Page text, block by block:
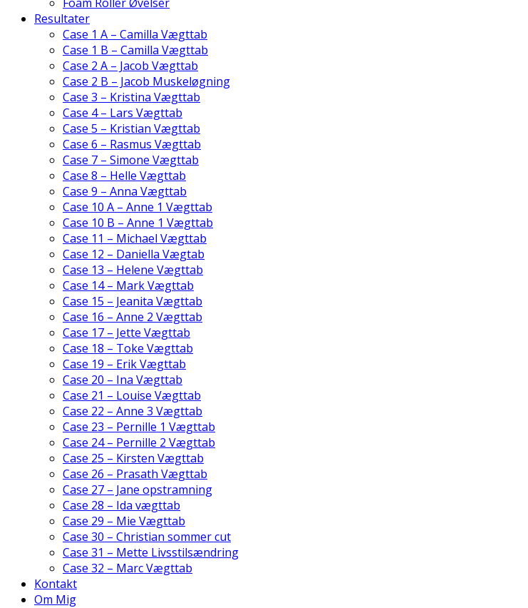
Resultater
Case 1 A – Camilla Vægttab
Case 1 B – Camilla Vægttab
Case 2 A – Jacob Vægttab
Case 2 B – Jacob Muskeløgning
Case 3 – Kristina Vægttab
Case 4 – Lars Vægttab
Case 5 – Kristian Vægttab
Case 6 – Rasmus Vægttab
Case 7 – Simone Vægttab
Case 8 – Helle Vægttab
Case 9 – Anna Vægttab
Case 10 A – Anne 1 Vægttab
Case 10 B – Anne 1 Vægttab
Case 11 – Michael Vægttab
Case 12 – Daniella Vægtab
Case 13 – Helene Vægttab
Case 14 – Mark Vægttab
Case 15 – Jeanita Vægttab
Case 16 – Anne 2 Vægttab
Case 17 – Jette Vægttab
Case 18 – Toke Vægttab
Case 19 – Erik Vægttab
Case 20 – Ina Vægttab
Case 21 – Louise Vægttab
Case 22 – Anne 3 Vægttab
Case 23 – Pernille 1 Vægttab
Case 24 – Pernille 2 Vægttab
Case 25 – Kirsten Vægttab
Case 26 – Prasath Vægttab
Case 27 – Jane opstramning
Case 28 – Ida vægttab
Case 29 – Mie Vægttab
Case 30 – Christian sommer cut
Case 31 – Mette Livsstilsændring
Case 32 – Marc Vægttab
Kontakt
Om Mig